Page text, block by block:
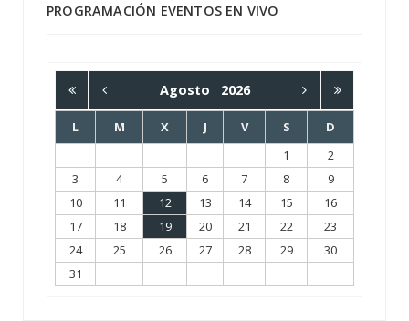
PROGRAMACIÓN EVENTOS EN VIVO
Agosto 2026
L M X J V S
D
1
2
3
4 5 6 7 8
9
10
11 12 13 14 15
16
17
18 19 20 21 22
23
24
25 26 27 28 29
30
31